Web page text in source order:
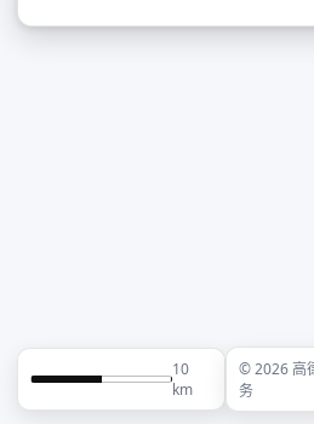
10
km
© 2026 高
务